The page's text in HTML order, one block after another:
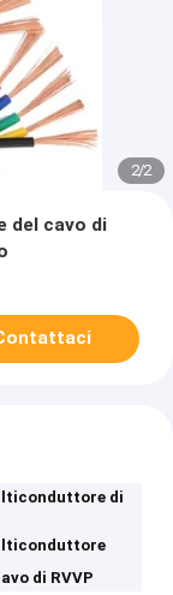
2/2
del cavo di
di
di RVVP